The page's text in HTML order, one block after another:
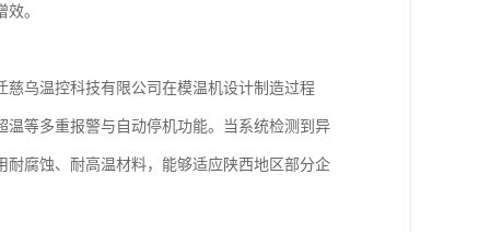
。
乌温控科技有限公司在模温机设计制造过程
等多重报警与自动停机功能。当系统检测到异
腐蚀、耐高温材料，能够适应陕西地区部分企